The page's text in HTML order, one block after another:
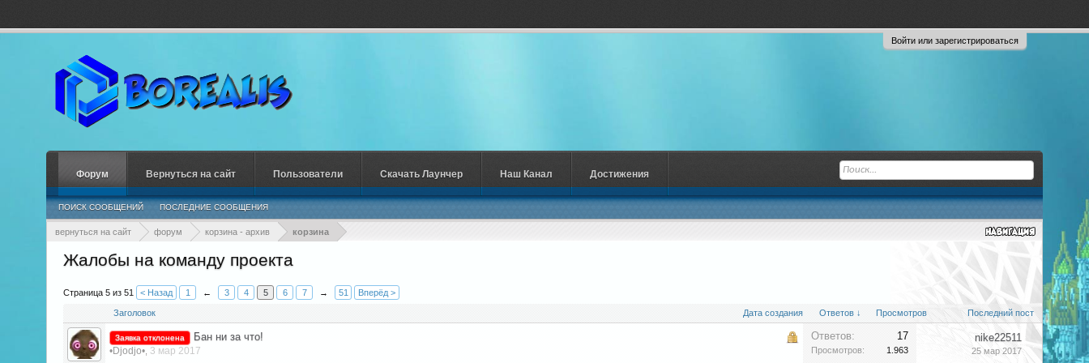
Войти или зарегистрироваться
вернуться на сайт форум корзина - архив корзина
Жалобы на команду проекта
Страница 5 из 51 < Назад 1 ← 3 4 5 6 7 → 51 Вперёд >
Заголовок Дата создания Ответов ↓ Просмотров Последний пост
Заявка отклонена Бан ни за что!
•Djodjo• 3 мар 2017
Ответов: 17
Просмотров: 1.963
nike22511
25 мар 2017
Форум
ПОИСК СООБЩЕНИЙ ПОСЛЕДНИЕ СООБЩЕНИЯ
Вернуться на сайт Пользователи Скачать Лаунчер Наш Канал Достижения